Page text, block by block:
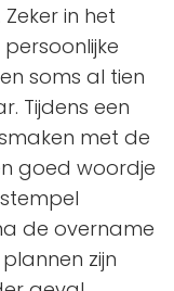
in het
soms al tien
Tijdens een
met de
goed woordje
de overname
zijn